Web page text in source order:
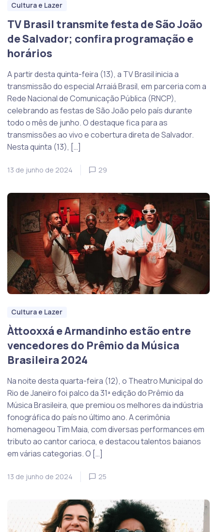
Cultura e Lazer
TV Brasil transmite festa de São João
de Salvador; confira programação e
horários
A partir desta quinta-feira (13), a TV Brasil inicia a
transmissão do especial Arraiá Brasil, em parceria com a
Rede Nacional de Comunicação Pública (RNCP),
celebrando as festas de São João pelo país durante
todo o mês de junho. O destaque fica para as
transmissões ao vivo e cobertura direta de Salvador.
Nesta quinta (13), […]
13 de junho de 2024 29
Cultura e Lazer
Àttooxxá e Armandinho estão entre
vencedores do Prêmio da Música
Brasileira 2024
Na noite desta quarta-feira (12), o Theatro Municipal do
Rio de Janeiro foi palco da 31ª edição do Prêmio da
Música Brasileira, que premiou os melhores da indústria
fonográfica do país no último ano. A cerimônia
homenageou Tim Maia, com diversas performances em
tributo ao cantor carioca, e destacou talentos baianos
em várias categorias. O […]
13 de junho de 2024 25